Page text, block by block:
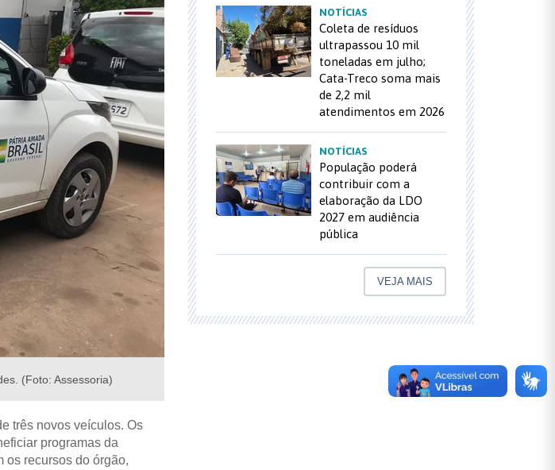
(Foto: Assessoria)
três novos veículos. Os
programas da
os recursos do órgão,
NOTÍCIAS
Coleta de resíduos
ultrapassou 10 mil
toneladas em julho;
Cata-Treco soma mais
de 2,2 mil
atendimentos em 2026
NOTÍCIAS
População poderá
contribuir com a
elaboração da LDO
2027 em audiência
pública
VEJA MAIS